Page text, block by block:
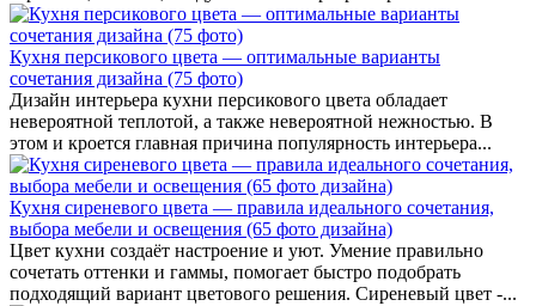
Кухня персикового цвета — оптимальные варианты
сочетания дизайна (75 фото)
Дизайн интерьера кухни персикового цвета обладает
невероятной теплотой, а также невероятной нежностью. В
этом и кроется главная причина популярность интерьера...
Кухня сиреневого цвета — правила идеального сочетания,
выбора мебели и освещения (65 фото дизайна)
Цвет кухни создаёт настроение и уют. Умение правильно
сочетать оттенки и гаммы, помогает быстро подобрать
подходящий вариант цветового решения. Сиреневый цвет -...